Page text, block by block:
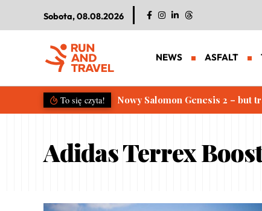
Sobota, 08.08.2026
NEWS ASFALT
To się czyta! Nowy Salomon Genesis 2 – but
Adidas Terrex Boost